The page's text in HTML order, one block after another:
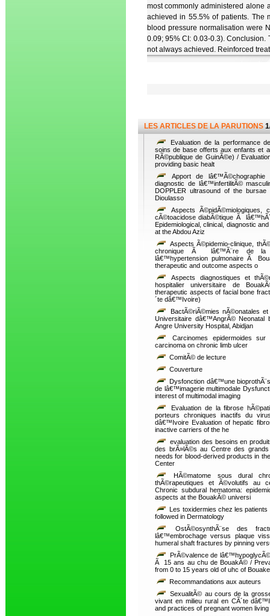
most commonly administered alone
achieved in 55.5% of patients. The
blood pressure normalisation were
0.09; 95% CI: 0.03-0.3).
not always achieved. Reinforced
LES ARTICLES DE LA PARUTIONS
Evaluation de la performance
soins de base offerts aux enfants et
RÃ©publique de GuinÃ©e) /
providing basic healt
Apport de
diagnostic de lâ€™infertilitÃ©
DOPPLER ultrasound of the
Dioulasso
Aspects Ã©pidÃ©miologiques,
cÃ©toacidose diabÃ©tique Ã
Epidemiological, clinical, diagnostic
at the Abdou Aziz
Aspects Ã©pidemio-clinique,
chronique Ã lâ€™Ã¨re de la
lâ€™hypertension pulmonaire Ã
therapeutic and outcome aspects o
Aspects diagnostiques et
hospitalier universitaire de
therapeutic aspects of facial bone
´te dâ€™Ivoire)
BactÃ©riÃ©mies nÃ©onatales
Universitaire dâ€™AngrÃ© Neonatal
Angre University Hospital, Abidjan
Carcinomes epidermoides
carcinoma on chronic limb ulcer
ComitÃ© de lecture
Couverture
Dysfonction dâ€™une
de lâ€™imagerie multimodale
interest of multimodal imaging
Evaluation de la fibrose
porteurs chroniques inactifs du
dâ€™Ivoire Evaluation of hepatic
inactive carriers of the he
evaluation des besoins en
des brÃ»lÃ©s au Centre des
needs for blood-derived products in
Center
HÃ©matome sous dural
thÃ©rapeutiques et Ã©volutifs au
Chronic subdural hematoma:
aspects at the BouakÃ© universi
Les toxidermies chez les
followed in Dermatology
OstÃ©osynthÃ¨se des
lâ€™embrochage versus plaque
humeral shaft fractures by pinning
PrÃ©valence de
Ã 15 ans au chu de BouakÃ© /
from 0 to 15 years old of uhc of Bouake
Recommandations aux auteurs
SexualitÃ© au cours de la
vivant en milieu rural en CÃ´te
and practices of pregnant women